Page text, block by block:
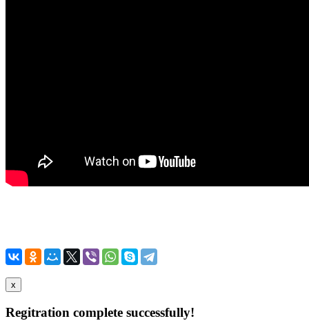
x
Regitration complete successfully!